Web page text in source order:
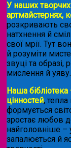
У наших творчих
артмайстернях,
розкривають
натхнення й
свої мрії. Тут
й розуміти
звуці та
мислення й уяву.
Наша бібліотека
цінностей, тепла
формується
зростає любов
найголовніше –
запалюється й